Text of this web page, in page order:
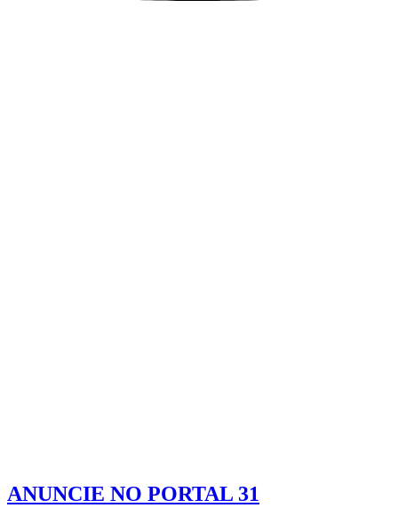
ANUNCIE NO PORTAL 31